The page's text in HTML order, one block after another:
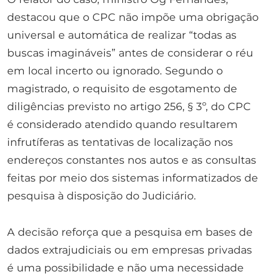
destacou que o CPC não impõe uma obrigação
universal e automática de realizar “todas as
buscas imagináveis” antes de considerar o réu
em local incerto ou ignorado. Segundo o
magistrado, o requisito de esgotamento de
diligências previsto no artigo 256, § 3º, do CPC
é considerado atendido quando resultarem
infrutíferas as tentativas de localização nos
endereços constantes nos autos e as consultas
feitas por meio dos sistemas informatizados de
pesquisa à disposição do Judiciário.
A decisão reforça que a pesquisa em bases de
dados extrajudiciais ou em empresas privadas
é uma possibilidade e não uma necessidade